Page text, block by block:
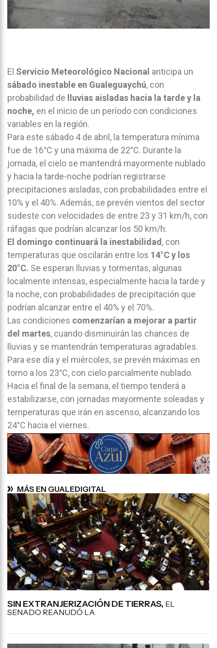
El Servicio Meteorológico Nacional anticipa un
sábado inestable en Gualeguaychú, con
probabilidad de
lluvias aisladas hacia la tarde y la
noche, en el inicio de un período con condiciones
variables en la región.
Para este sábado 4 de abril, la temperatura mínima
fue de 16°C y una máxima de 22°C. Durante la
jornada, el cielo se mantendrá mayormente nublado
y hacia la tarde-noche podrían registrarse
precipitaciones aisladas, con probabilidades entre el
10% y el 40%. Además, se prevén vientos del sector
sudeste con velocidades de entre 23 y 31 km/h, con
ráfagas que podrían alcanzar los 50 km/h.
El domingo continuará la inestabilidad , con
temperaturas que oscilarán entre los 14°C y los
20°C. Se esperan lluvias y tormentas, algunas
localmente intensas, especialmente hacia la tarde y
la noche, con probabilidades de precipitación que
podrían alcanzar entre el 40% y el 70%.
Las condiciones comenzarían a mejorar a partir
del martes, cuando disminuirán las chances de
lluvias y se mantendrán temperaturas agradables.
Para ese día y el miércoles, se prevén máximas en
torno a los 23°C, con cielo parcialmente nublado.
Hacia el final de la semana, el tiempo tenderá a
estabilizarse, con jornadas mayormente soleadas y
temperaturas que irán en ascenso, alcanzando los
24°C hacia el viernes.
MÁS EN GUALEDIGITAL
SIN EXTRANJERIZACIÓN DE TIERRAS, EL
SENADO REANUDÓ LA